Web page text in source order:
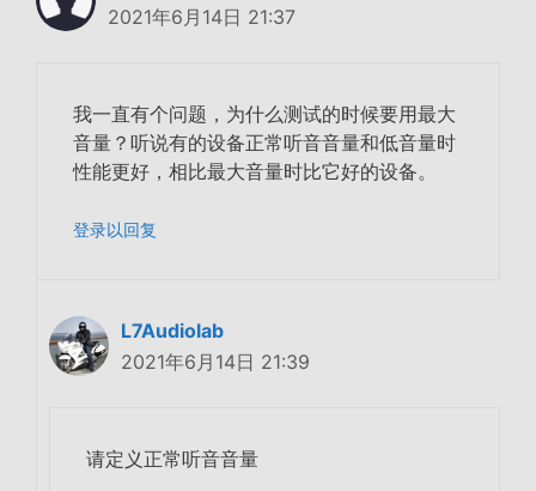
2021年6月14日 21:37
我一直有个问题，为什么测试的时候要用最大
音量？听说有的设备正常听音音量和低音量时
性能更好，相比最大音量时比它好的设备。
登录以回复
L7Audiolab
2021年6月14日 21:39
请定义正常听音音量